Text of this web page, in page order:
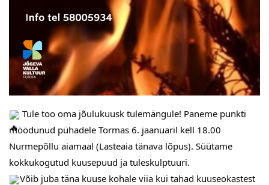
Tule too oma jõulukuusk tulemängule! Paneme punkti
möödunud pühadele Tormas 6. jaanuaril kell 18.00
Nurmepõllu aiamaal (Lasteaia tänava lõpus). Süütame
kokkukogutud kuusepuud ja tuleskulptuuri.
Võib juba täna kuuse kohale viia kui tahad kuuseokastest